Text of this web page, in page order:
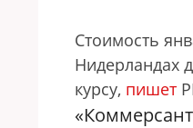
Стоимость
Нидерландах
курсу, пишет